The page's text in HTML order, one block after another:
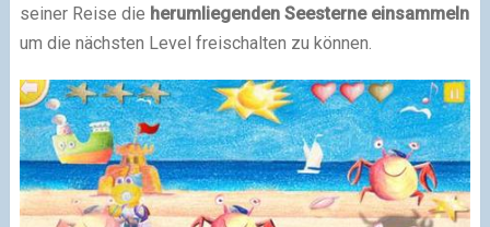
seiner Reise die herumliegenden Seesterne einsammeln
um die nächsten Level freischalten zu können.